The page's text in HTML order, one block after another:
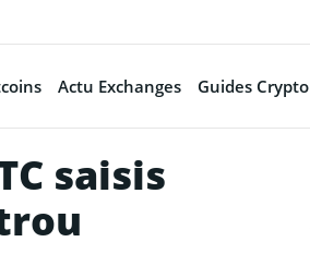
Actu Exchanges Guides Crypto
saisis